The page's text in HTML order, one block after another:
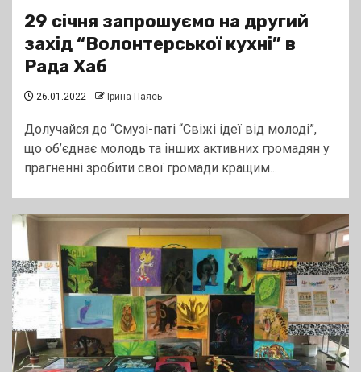
29 січня запрошуємо на другий
захід “Волонтерської кухні” в
Рада Хаб
26.01.2022 Ірина Паясь
Долучайся до “Смузі-паті “Свіжі ідеї від молоді”,
що об’єднає молодь та інших активних громадян у
прагненні зробити свої громади кращим...